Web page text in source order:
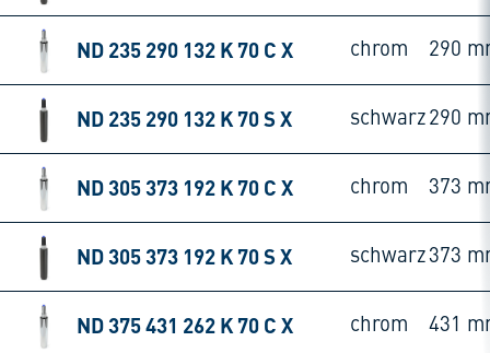
ND 235 290 132 K 70 C X chrom 290
ND 235 290 132 K 70 S X schwarz 290
ND 305 373 192 K 70 C X chrom 373
ND 305 373 192 K 70 S X schwarz373
ND 375 431 262 K 70 C X chrom 431